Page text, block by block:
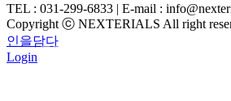
지가 오픈
홈페이지를 방문해주신 고객여러분께 감
TEL : 031-299-6833 | E-mail :
Copyright ⓒ NEXTERIALS All right
인을담다
Login